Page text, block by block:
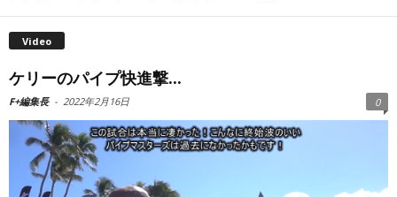
Video
ケリーのパイプ快進撃...
F+編集長 - 2022年2月16日 0